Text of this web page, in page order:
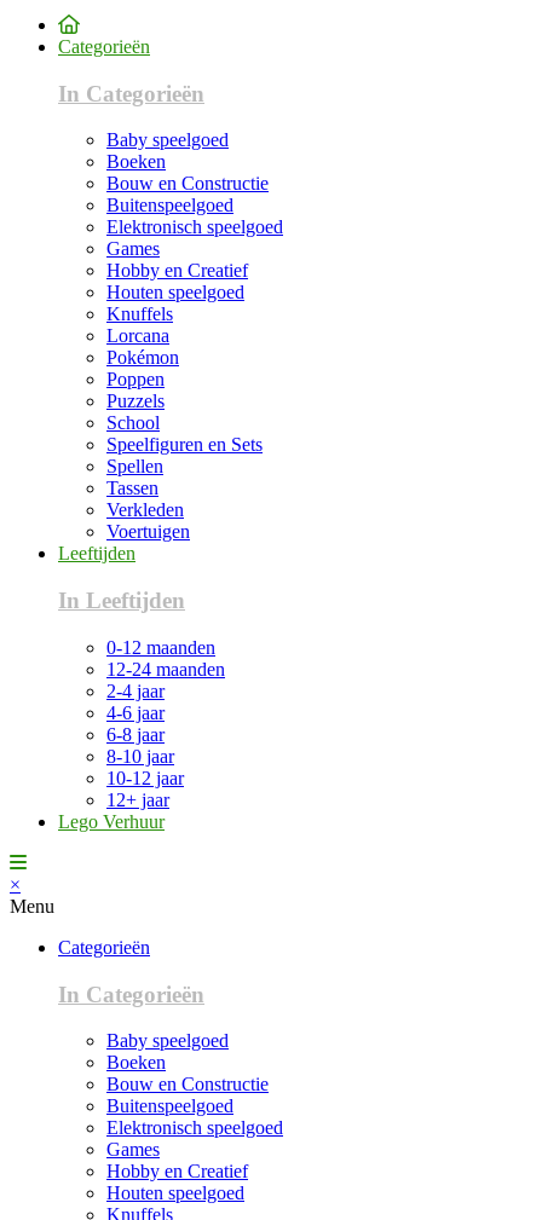
Categorieën
In Categorieën
Baby speelgoed
Boeken
Bouw en Constructie
Buitenspeelgoed
Elektronisch speelgoed
Games
Hobby en Creatief
Houten speelgoed
Knuffels
Lorcana
Pokémon
Poppen
Puzzels
School
Speelfiguren en Sets
Spellen
Tassen
Verkleden
Voertuigen
Leeftijden
In Leeftijden
0-12 maanden
12-24 maanden
2-4 jaar
4-6 jaar
6-8 jaar
8-10 jaar
10-12 jaar
12+ jaar
Lego Verhuur
×
Menu
Categorieën
In Categorieën
Baby speelgoed
Boeken
Bouw en Constructie
Buitenspeelgoed
Elektronisch speelgoed
Games
Hobby en Creatief
Houten speelgoed
Knuffels